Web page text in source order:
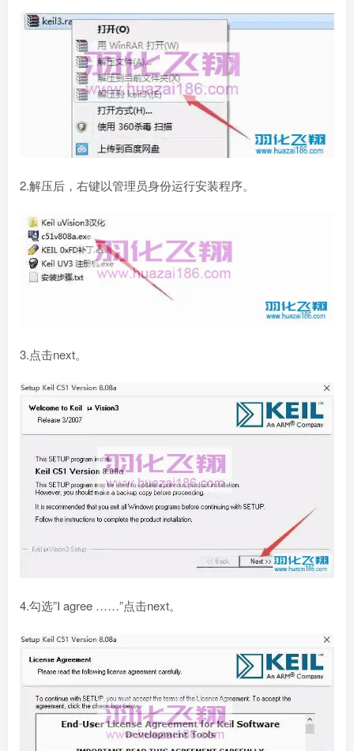
2.解压后，右键以管理员身份运行安装程序。
3.点击next。
4.勾选”I agree ……”点击next。